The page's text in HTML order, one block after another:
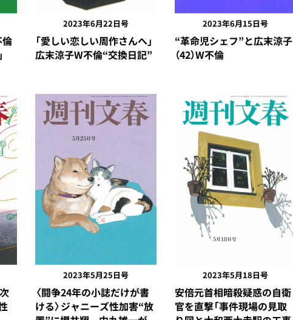
2023年6月22日号
「愛しい恋しい周作さんへ」
広末涼子W不倫“交換日記”
2023年6月15日号
“革命児シェフ”と広末涼子
（42）W不倫
2023年5月25日号
〈闘争24年の小誌だけが書
ける〉ジャニーズ性加害“放
2023年5月18日号
安倍元首相暗殺疑惑の自衛
官を直撃「事件現場の見取